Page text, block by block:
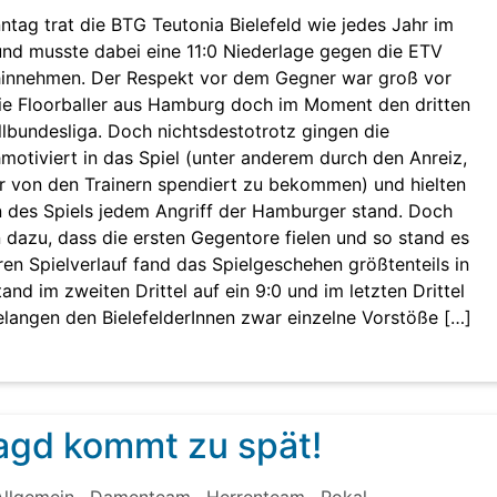
trat die BTG Teutonia Bielefeld wie jedes Jahr im
musste dabei eine 11:0 Niederlage gegen die ETV
Der Respekt vor dem Gegner war groß vor
Floorballer aus Hamburg doch im Moment den dritten
Doch nichtsdestotrotz gingen die
in das Spiel (unter anderem durch den Anreiz,
von den Trainern spendiert zu bekommen) und hielten
des Spiels jedem Angriff der Hamburger stand. Doch
dass die ersten Gegentore fielen und so stand es
Spielverlauf fand das Spielgeschehen größtenteils in
im zweiten Drittel auf ein 9:0 und im letzten Drittel
den BielefelderInnen zwar einzelne Vorstöße […]
kommt zu spät!